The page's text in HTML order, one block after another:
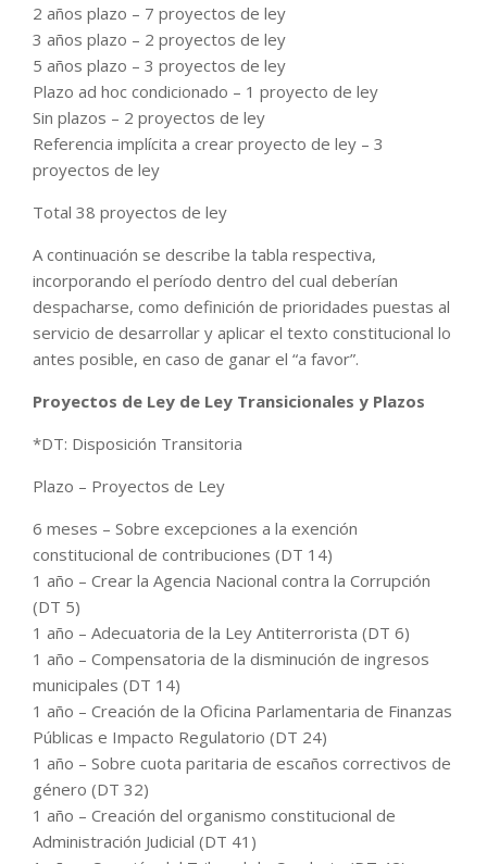
2 años plazo – 7 proyectos de ley
3 años plazo – 2 proyectos de ley
5 años plazo – 3 proyectos de ley
Plazo ad hoc condicionado – 1 proyecto de ley
Sin plazos – 2 proyectos de ley
Referencia implícita a crear proyecto de ley – 3
proyectos de ley
Total 38 proyectos de ley
A continuación se describe la tabla respectiva,
incorporando el período dentro del cual deberían
despacharse, como definición de prioridades puestas al
servicio de desarrollar y aplicar el texto constitucional lo
antes posible, en caso de ganar el “a favor”.
Proyectos de Ley de Ley Transicionales y Plazos
*DT: Disposición Transitoria
Plazo – Proyectos de Ley
6 meses – Sobre excepciones a la exención
constitucional de contribuciones (DT 14)
1 año – Crear la Agencia Nacional contra la Corrupción
(DT 5)
1 año – Adecuatoria de la Ley Antiterrorista (DT 6)
1 año – Compensatoria de la disminución de ingresos
municipales (DT 14)
1 año – Creación de la Oficina Parlamentaria de Finanzas
Públicas e Impacto Regulatorio (DT 24)
1 año – Sobre cuota paritaria de escaños correctivos de
género (DT 32)
1 año – Creación del organismo constitucional de
Administración Judicial (DT 41)